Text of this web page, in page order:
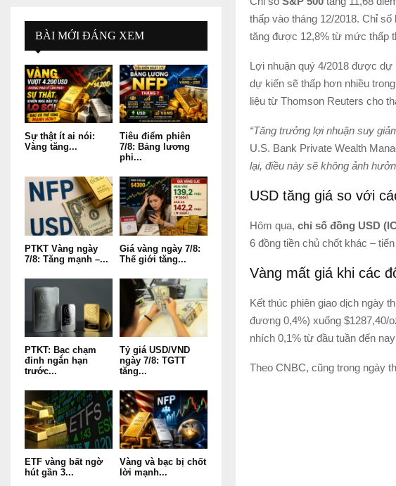
thấp vào tháng 12/2018. Chỉ số
tăng được 12,8% từ mức thấp
Lợi nhuận quý 4/2018 được
dự kiến sẽ thấp hơn nhiều
liệu từ Thomson Reuters cho
“Tăng trưởng lợi nhuận suy
U.S. Bank Private Wealth
lại, điều này sẽ không ảnh
USD tăng giá so với
Hôm qua, chỉ số đồng USD
6 đồng tiền chủ chốt khác –
Vàng mất giá khi các
Kết thúc phiên giao dịch ngày
đương 0,4%) xuống $1287,40/
nhích 0,1% từ đầu tuần đến
Theo CNBC, cũng trong ngày
BÀI MỚI ĐÁNG XEM
Sự thật ít ai nói:
Vàng tăng...
Tiêu điểm phiên
7/8: Bảng lương
phi...
PTKT Vàng ngày
7/8: Tăng mạnh –...
Giá vàng ngày 7/8:
Thế giới tăng...
PTKT: Bạc chạm
đỉnh ngắn hạn
trước...
Tỷ giá USD/VND
ngày 7/8: TGTT
tăng...
ETF vàng bất ngờ
hút gần 3...
Vàng và bạc bị chốt
lời mạnh...